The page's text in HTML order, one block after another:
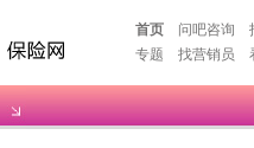
首页 问吧咨询
专题
找营销员